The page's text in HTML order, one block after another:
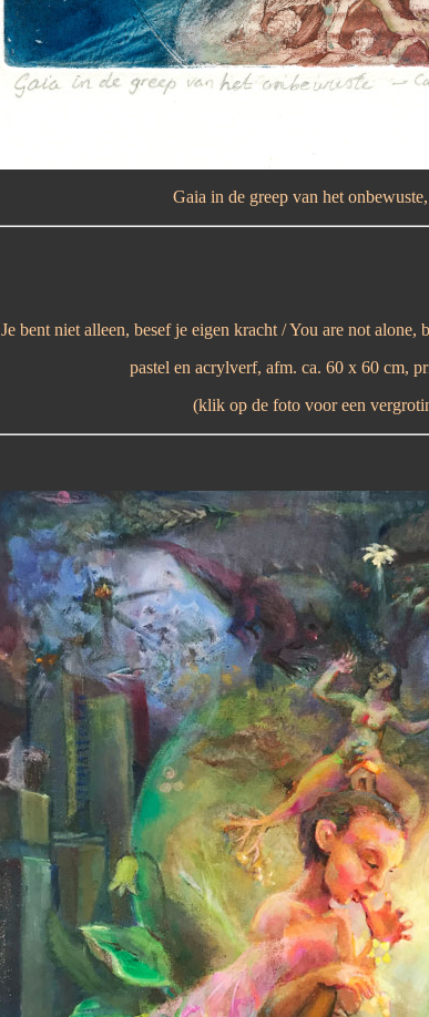
Gaia in de greep van het
Je bent niet alleen, besef je eigen kracht / You are not alone,
pastel en acrylverf, afm. ca. 60 x 60 cm,
(klik op de foto voor een